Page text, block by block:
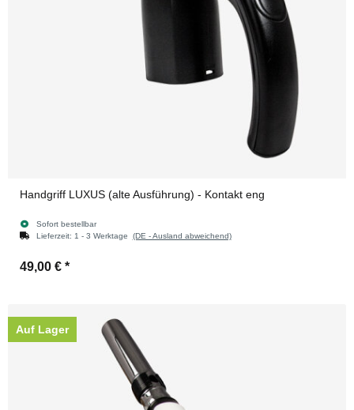
Handgriff LUXUS (alte Ausführung) - Kontakt eng
Sofort bestellbar
Lieferzeit: 1 - 3 Werktage (DE - Ausland abweichend)
49,00 € *
Auf Lager